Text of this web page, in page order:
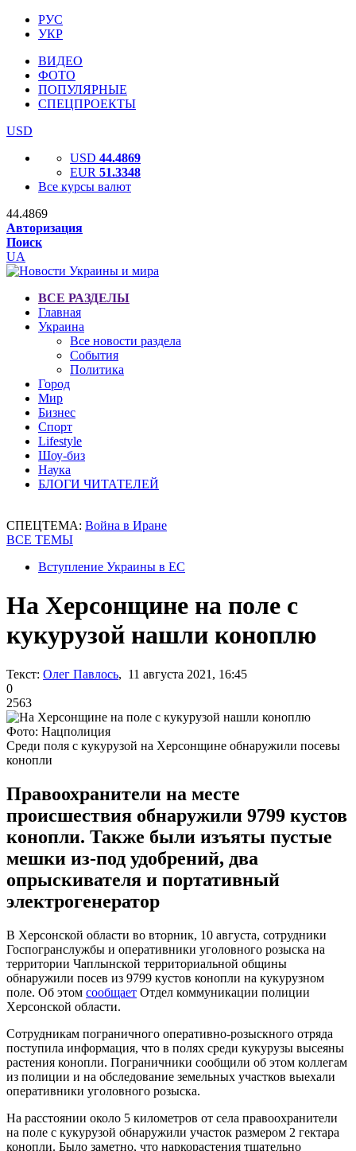
РУС
УКР
ВИДЕО
ФОТО
ПОПУЛЯРНЫЕ
СПЕЦПРОЕКТЫ
USD
USD 44.4869
EUR 51.3348
Все курсы валют
44.4869
Авторизация
Поиск
UA
ВСЕ РАЗДЕЛЫ
Главная
Украина
Все новости раздела
События
Политика
Город
Мир
Бизнес
Спорт
Lifestyle
Шоу-биз
Наука
БЛОГИ ЧИТАТЕЛЕЙ
СПЕЦТЕМА: Война в Иране
ВСЕ ТЕМЫ
Вступление Украины в ЕС
На Херсонщине на поле с
кукурузой нашли коноплю
Текст: Олег Павлось, 11 августа 2021, 16:45
0
2563
Фото: Нацполиция
Среди поля с кукурузой на Херсонщине обнаружили посевы
конопли
Правоохранители на месте
происшествия обнаружили 9799 кустов
конопли. Также были изъяты пустые
мешки из-под удобрений, два
опрыскивателя и портативный
электрогенератор
В Херсонской области во вторник, 10 августа, сотрудники
Госпогранслужбы и оперативники уголовного розыска на
территории Чаплынской территориальной общины
обнаружили посев из 9799 кустов конопли на кукурузном
поле. Об этом сообщает Отдел коммуникации полиции
Херсонской области.
Сотрудникам пограничного оперативно-розыскного отряда
поступила информация, что в полях среди кукурузы высеяны
растения конопли. Пограничники сообщили об этом коллегам
из полиции и на обследование земельных участков выехали
оперативники уголовного розыска.
На расстоянии около 5 километров от села правоохранители
на поле с кукурузой обнаружили участок размером 2 гектара
конопли. Было заметно, что наркорастения тщательно